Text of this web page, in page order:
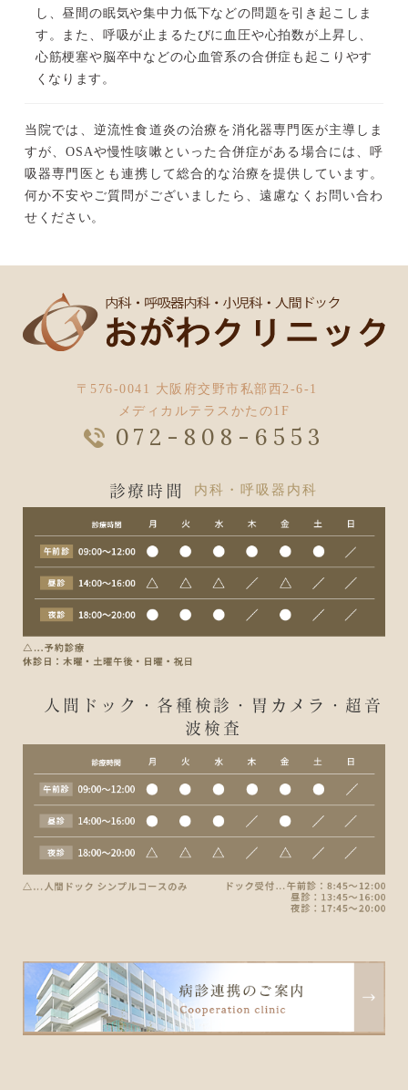
し、昼間の眠気や集中力低下などの問題を引き起こしま
す。また、呼吸が止まるたびに血圧や心拍数が上昇し、
心筋梗塞や脳卒中などの心血管系の合併症も起こりやす
くなります。
当院では、逆流性食道炎の治療を消化器専門医が主導しま
すが、OSAや慢性咳嗽といった合併症がある場合には、呼
吸器専門医とも連携して総合的な治療を提供しています。
何か不安やご質問がございましたら、遠慮なくお問い合わ
せください。
〒576-0041 大阪府交野市私部西2-6-1
メディカルテラスかたの1F
072-808-6553
診療時間 内科・呼吸器内科
人間ドック・各種検診・胃カメラ・超音
波検査